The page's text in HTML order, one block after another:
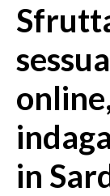
MEDIO
ORISTANO E
GALLURA
NUORO E
OGLIASTRA
AGENDA
in